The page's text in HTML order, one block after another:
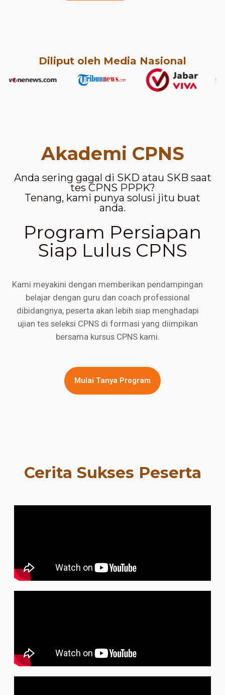
Diliput oleh Media Nasional
Akademi CPNS
Anda sering gagal di SKD atau SKB saat
tes CPNS PPPK?
Tenang, kami punya solusi jitu buat
anda.
Program Persiapan
Siap Lulus CPNS
Kami meyakini dengan memberikan pendampingan
belajar dengan guru dan coach professional
dibidangnya, peserta akan lebih siap menghadapi
ujian tes seleksi CPNS di formasi yang diimpikan
bersama kursus CPNS kami.
Mulai Tanya Program
Cerita Sukses Peserta